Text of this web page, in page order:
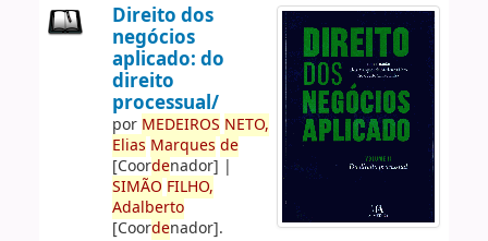
Direito dos
negócios
aplicado: do
direito
processual/
por MEDEIROS NETO,
Elias Marques de
[Coordenador] |
SIMÃO FILHO,
Adalberto
[Coordenador].